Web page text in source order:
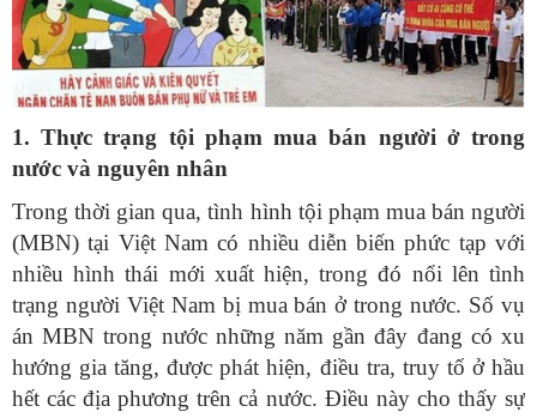
1. Thực trạng tội phạm mua bán người ở trong
nước và nguyên nhân
Trong thời gian qua, tình hình tội phạm mua bán người
(MBN) tại Việt Nam có nhiều diễn biến phức tạp với
nhiều hình thái mới xuất hiện, trong đó nổi lên tình
trạng người Việt Nam bị mua bán ở trong nước. Số vụ
án MBN trong nước những năm gần đây đang có xu
hướng gia tăng, được phát hiện, điều tra, truy tố ở hầu
hết các địa phương trên cả nước. Điều này cho thấy sự